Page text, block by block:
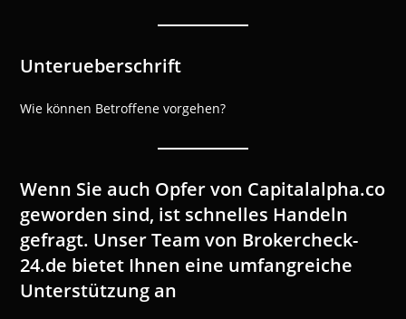
Unterueberschrift
Wie können Betroffene vorgehen?
Wenn Sie auch Opfer von Capitalalpha.co
geworden sind, ist schnelles Handeln
gefragt. Unser Team von Brokercheck-
24.de bietet Ihnen eine umfangreiche
Unterstützung an